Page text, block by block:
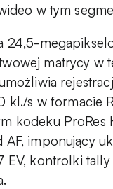
w tym
24,5-
matrycy w
kl./s w formacie
kodeku ProRes
AF, imponujący
EV, kontrolki tally